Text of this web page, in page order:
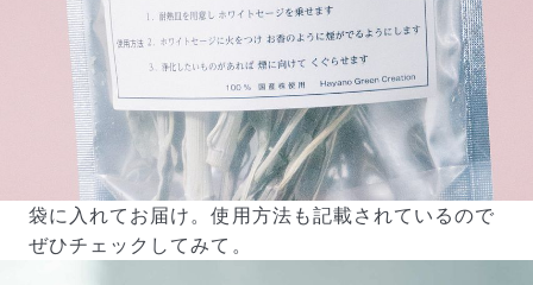
だけ写真のイメージに近いものをお届けできるように人
の目でチェックをしています。
袋に入れてお届け。使用方法も記載されているので
ぜひチェックしてみて。